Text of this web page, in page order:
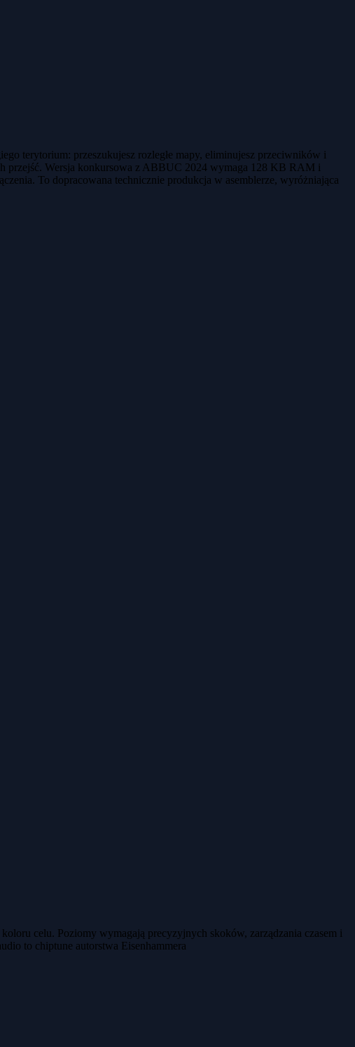
terytorium: przeszukujesz rozległe mapy, eliminujesz przeciwników i
przejść. Wersja konkursowa z ABBUC 2024 wymaga 128 KB RAM i
To dopracowana technicznie produkcja w asemblerze, wyróżniająca
celu. Poziomy wymagają precyzyjnych skoków, zarządzania czasem i
to chiptune autorstwa Eisenhammera